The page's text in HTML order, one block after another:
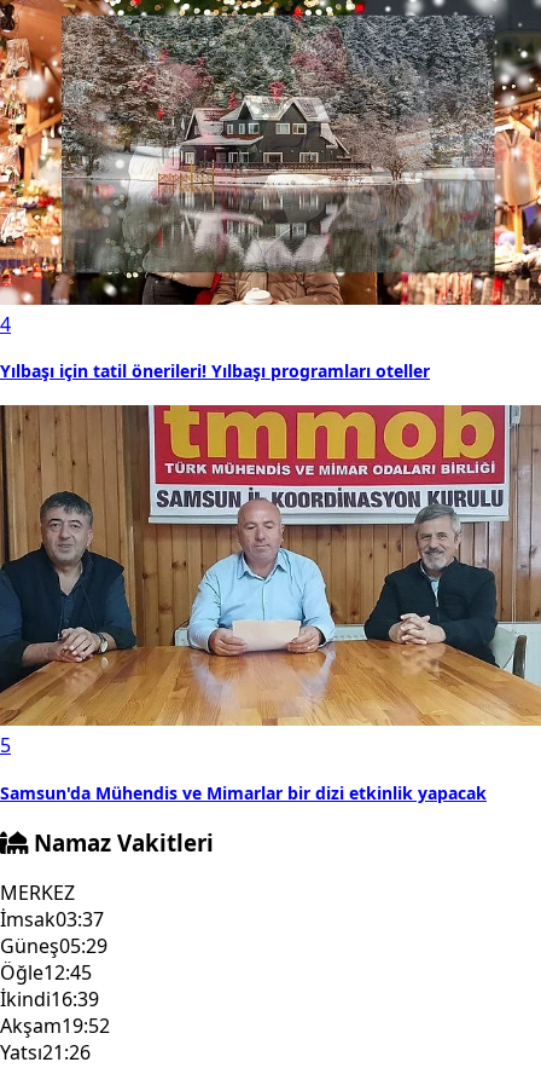
4
Yılbaşı için tatil önerileri! Yılbaşı programları oteller
5
Samsun'da Mühendis ve Mimarlar bir dizi etkinlik yapacak
Namaz Vakitleri
MERKEZ
İmsak03:37
Güneş05:29
Öğle12:45
İkindi16:39
Akşam19:52
Yatsı21:26